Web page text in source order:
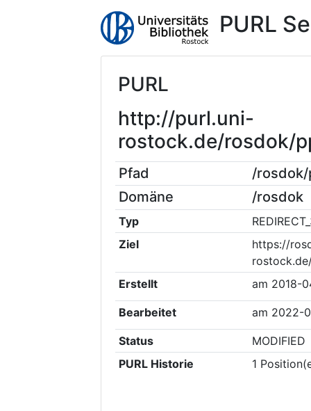
PURL
PURL
http://purl.uni-
rostock.de/rosdok/
Pfad
/rosdok/
Domäne
/rosdok
Typ
Ziel
https://
Erstellt
am 2018-
Bearbeitet am 2022-
Status
MODIFIED
PURL Historie
1